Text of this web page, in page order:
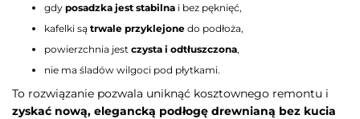
gdy posadzka jest stabilna i bez pęknięć,
kafelki są trwale przyklejone do podłoża,
powierzchnia jest czysta i odtłuszczona,
nie ma śladów wilgoci pod płytkami.
To rozwiązanie pozwala uniknąć kosztownego remontu i
zyskać nową, elegancką podłogę drewnianą bez kucia